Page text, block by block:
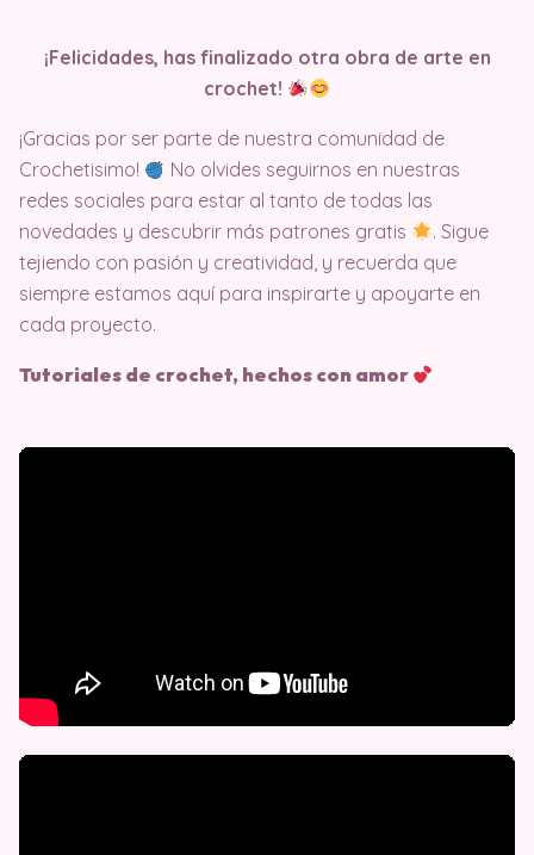
¡Felicidades, has finalizado otra obra de arte en
crochet!
¡Gracias por ser parte de nuestra comunidad de
Crochetisimo!
No olvides seguirnos en nuestras
redes sociales para estar al tanto de todas las
novedades y descubrir más patrones gratis
. Sigue
tejiendo con pasión y creatividad, y recuerda que
siempre estamos aquí para inspirarte y apoyarte en
cada proyecto.
Tutoriales de crochet, hechos con amor